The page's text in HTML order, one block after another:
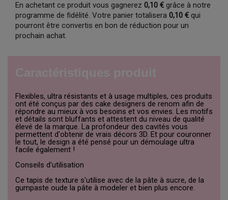
En achetant ce produit vous gagnerez 0,10 € grâce à notre
programme de fidélité. Votre panier totalisera 0,10 € qui
pourront être convertis en bon de réduction pour un
prochain achat.
Flexibles, ultra résistants et à usage multiples, ces produits
ont été conçus par des cake designers de renom afin de
répondre au mieux à vos besoins et vos envies. Les motifs
et détails sont bluffants et attestent du niveau de qualité
élevé de la marque. La profondeur des cavités vous
permettent d'obtenir de vrais décors 3D. Et pour couronner
le tout, le design a été pensé pour un démoulage ultra
facile également !
Conseils d'utilisation
Ce tapis de texture s'utilise avec de la pâte à sucre, de la
gumpaste oude la pâte à modeler et bien plus encore.